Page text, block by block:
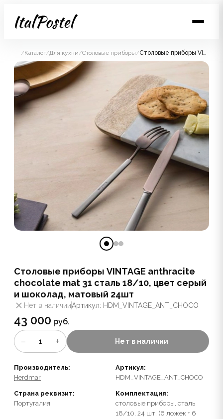
/Каталог/Для кухни/Столовые приборы/ Столовые приборы VINTAGE anthracite chocolate mat 31 сталь 18/10, цвет серый и шоколад, матовый 24шт
Столовые приборы VINTAGE anthracite
chocolate mat 31 сталь 18/10, цвет серый
и шоколад, матовый 24шт
Нет в наличииАртикул: HDM_VINTAGE_ANT_CHOCO
43 000 руб.
− 1 + Нет в наличии
Производитель:
Herdmar
Артикул:
HDM_VINTAGE_ANT_CHOCO
Страна реквизит:
Португалия
Комплектация:
столовые приборы, сталь
18/10, 24 шт. (6 ложек + 6